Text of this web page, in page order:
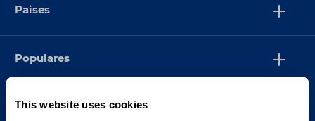
This website uses cookies
Paises
Populares
Suporte